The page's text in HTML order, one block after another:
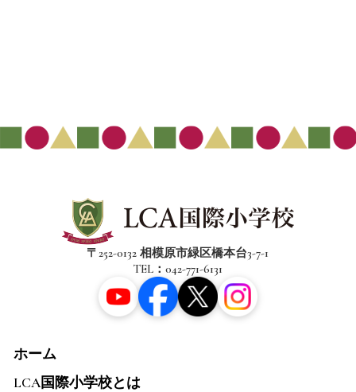
〒252-0132 相模原市緑区橋本台3-7-1
TEL：042-771-6131
ホーム
LCA国際小学校とは